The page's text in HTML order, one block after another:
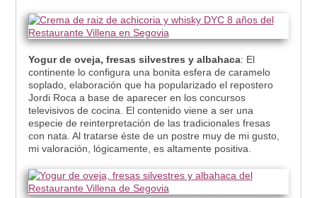
Yogur de oveja, fresas silvestres y albahaca: El
continente lo configura una bonita esfera de caramelo
soplado, elaboración que ha popularizado el repostero
Jordi Roca a base de aparecer en los concursos
televisivos de cocina. El contenido viene a ser una
especie de reinterpretación de las tradicionales fresas
con nata. Al tratarse éste de un postre muy de mi gusto,
mi valoración, lógicamente, es altamente positiva.